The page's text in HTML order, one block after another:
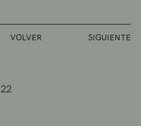
VOLVER SIGUIENTE